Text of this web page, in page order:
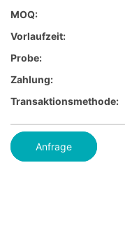
MOQ:
Vorlaufzeit:
Probe:
Zahlung:
Transaktionsmethode:
Anfrage